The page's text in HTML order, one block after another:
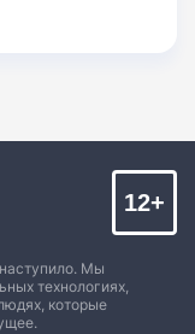
Мы
технологиях,
которые
12+